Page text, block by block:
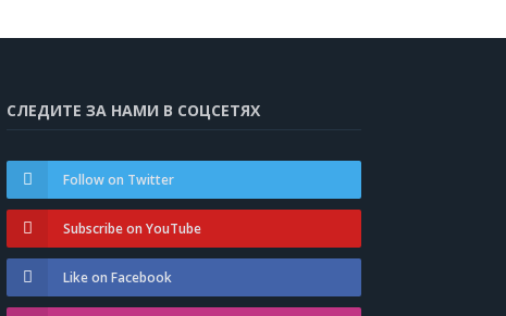
СЛЕДИТЕ ЗА НАМИ В СОЦСЕТЯХ
Follow on Twitter
Subscribe on YouTube
Like on Facebook